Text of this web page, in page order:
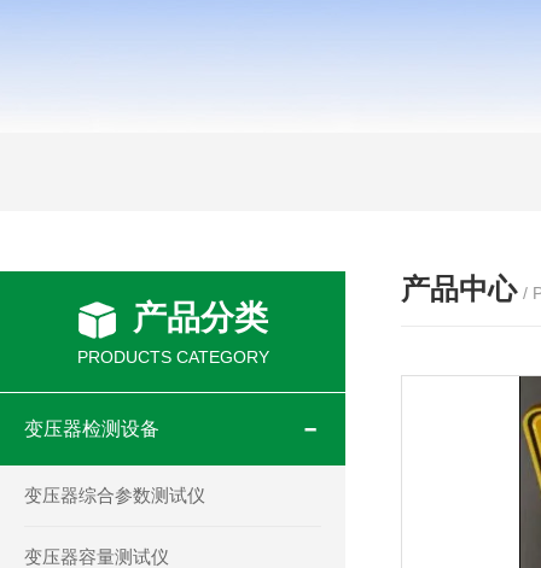
产品分类
PRODUCTS CATEGORY
变压器检测设备
变压器综合参数测试仪
变压器容量测试仪
产品中心 /